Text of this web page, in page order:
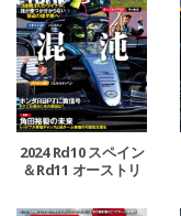
2024 Rd10 スペイン
＆Rd11 オーストリ
P号